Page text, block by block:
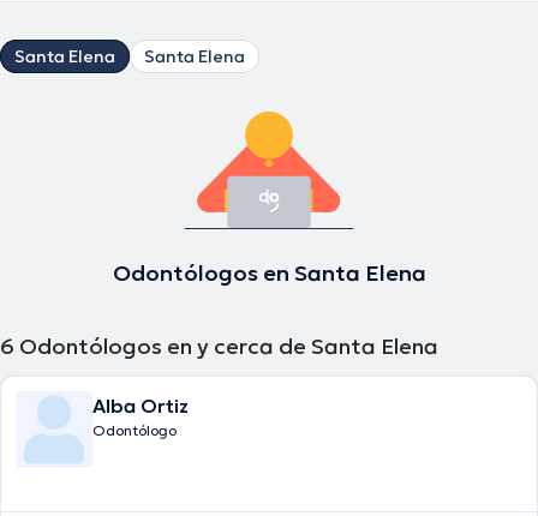
Santa Elena Santa Elena
Odontólogos en Santa Elena
6 Odontólogos en y cerca de Santa Elena
Alba Ortiz
Odontólogo